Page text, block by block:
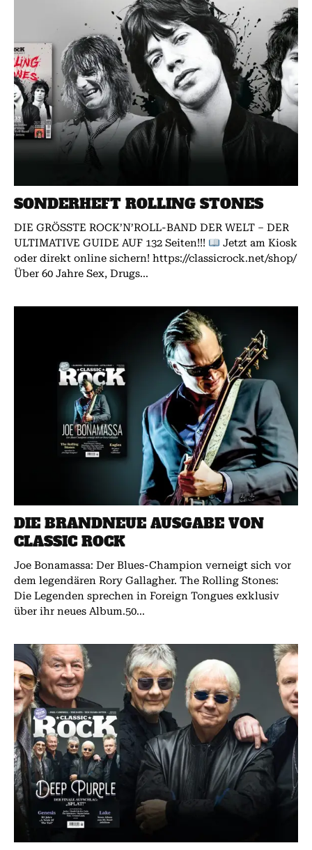
SONDERHEFT ROLLING STONES
DIE GRÖSSTE ROCK’N’ROLL-BAND DER WELT – DER
ULTIMATIVE GUIDE AUF 132 Seiten!!!
Jetzt am Kiosk
oder direkt online sichern! https://classicrock.net/shop/
Über 60 Jahre Sex, Drugs...
DIE BRANDNEUE AUSGABE VON
CLASSIC ROCK
Joe Bonamassa: Der Blues-Champion verneigt sich vor
dem legendären Rory Gallagher. The Rolling Stones:
Die Legenden sprechen in Foreign Tongues exklusiv
über ihr neues Album.50...